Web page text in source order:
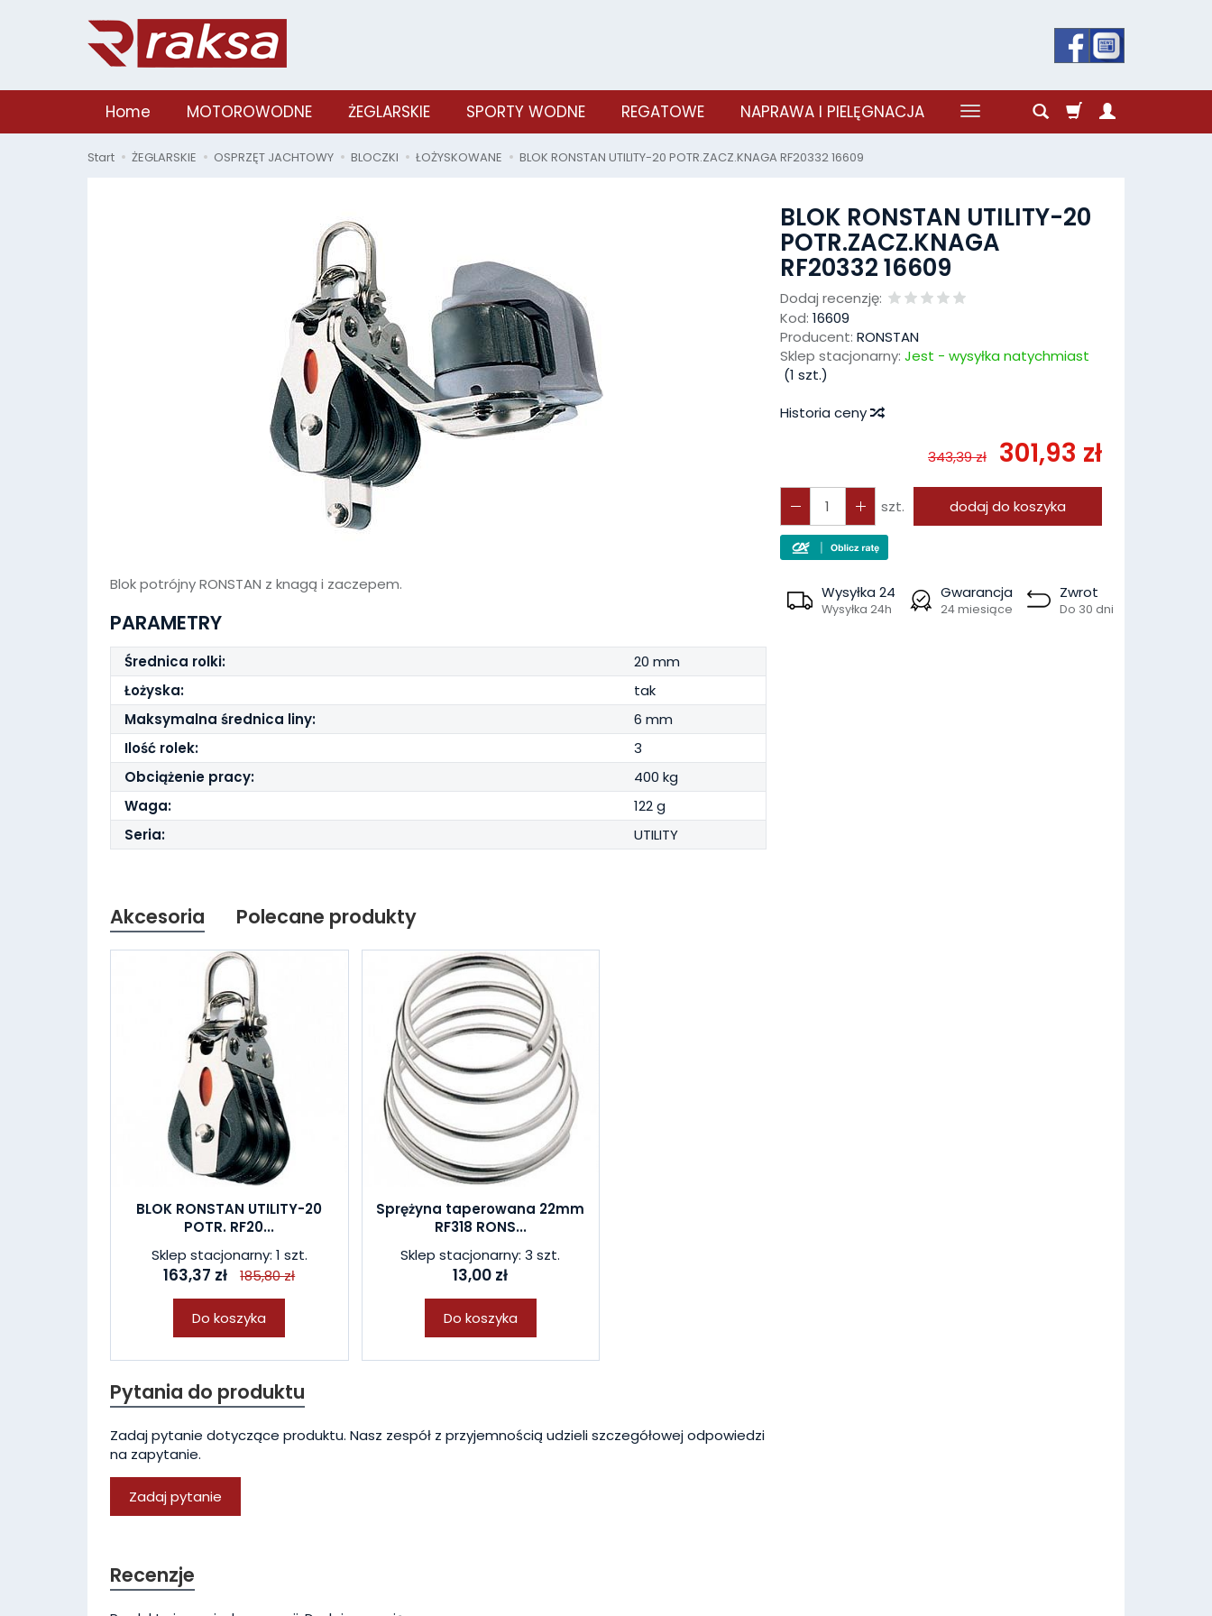
Home MOTOROWODNE ŻEGLARSKIE SPORTY WODNE REGATOWE NAPRAWA I PIELĘGNACJA
Start ŻEGLARSKIE OSPRZĘT JACHTOWY BLOCZKI ŁOŻYSKOWANE BLOK RONSTAN UTILITY-20 POTR.ZACZ.KNAGA RF20332 16609
BLOK RONSTAN UTILITY-20
POTR.ZACZ.KNAGA
RF20332 16609
Dodaj recenzję:
Kod: 16609
Producent: RONSTAN
Sklep stacjonarny: Jest - wysyłka natychmiast
(1 szt.)
Historia ceny
343,39 zł 301,93 zł
szt. dodaj do koszyka
Wysyłka 24
Wysyłka 24h
Gwarancja
24 miesiące
Zwrot
Do 30 dni
Blok potrójny RONSTAN z knagą i zaczepem.
PARAMETRY
Średnica rolki:
20 mm
Łożyska:
tak
Maksymalna średnica liny:
6 mm
Ilość rolek:
3
Obciążenie pracy:
400 kg
Waga:
122 g
Seria:
UTILITY
Akcesoria Polecane produkty
BLOK RONSTAN UTILITY-20
POTR. RF20...
Sklep stacjonarny: 1 szt.
163,37 zł 185,80 zł
Do koszyka
Sprężyna taperowana 22mm
RF318 RONS...
Sklep stacjonarny: 3 szt.
13,00 zł
Do koszyka
Pytania do produktu
Zadaj pytanie dotyczące produktu. Nasz zespół z przyjemnością udzieli szczegółowej odpowiedzi
na zapytanie.
Zadaj pytanie
Recenzje